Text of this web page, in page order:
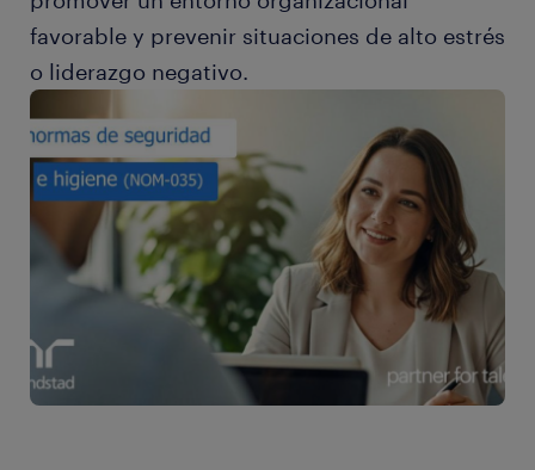
favorable y prevenir situaciones de alto estrés
o liderazgo negativo.